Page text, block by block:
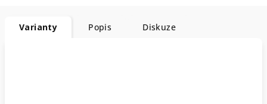
Varianty Popis Diskuze